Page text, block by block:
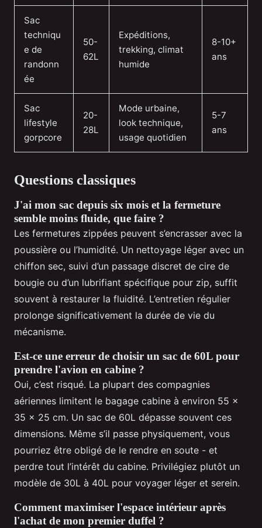
Sac
techniqu
e de
randonn
ée
50-
62L
Expéditions,
trekking, climat
humide
8-10+
ans
Sac
lifestyle
gorpcore
20-
28L
Mode urbaine,
look technique,
usage quotidien
5-7
ans
Questions classiques
J'ai mon sac depuis six mois et la fermeture
semble moins fluide, que faire ?
Les fermetures zippées peuvent s’encrasser avec la
poussière ou l’humidité. Un nettoyage léger avec un
chiffon sec, suivi d’un passage discret de cire de
bougie ou d’un lubrifiant spécifique pour zip, suffit
souvent à restaurer la fluidité. L’entretien régulier
prolonge significativement la durée de vie du
mécanisme.
Est-ce une erreur de choisir un sac de 60L pour
prendre l'avion en cabine ?
Oui, c’est risqué. La plupart des compagnies
aériennes limitent le bagage cabine à environ 55 x
35 x 25 cm. Un sac de 60L dépasse souvent ces
dimensions. Même s’il passe physiquement, vous
pourriez être obligé de le rendre en soute - et
perdre tout l’intérêt du cabine. Privilégiez plutôt un
modèle de 30L à 40L pour voyager léger et serein.
Comment maximiser l'espace intérieur après
l'achat de mon premier duffel ?